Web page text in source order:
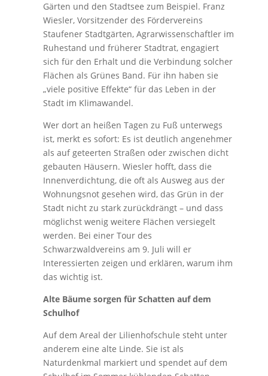
Gärten und den Stadtsee zum Beispiel. Franz
Wiesler, Vorsitzender des Fördervereins
Staufener Stadtgärten, Agrarwissenschaftler im
Ruhestand und früherer Stadtrat, engagiert
sich für den Erhalt und die Verbindung solcher
Flächen als Grünes Band. Für ihn haben sie
„viele positive Effekte“ für das Leben in der
Stadt im Klimawandel.
Wer dort an heißen Tagen zu Fuß unterwegs
ist, merkt es sofort: Es ist deutlich angenehmer
als auf geteerten Straßen oder zwischen dicht
gebauten Häusern. Wiesler hofft, dass die
Innenverdichtung, die oft als Ausweg aus der
Wohnungsnot gesehen wird, das Grün in der
Stadt nicht zu stark zurückdrängt – und dass
möglichst wenig weitere Flächen versiegelt
werden. Bei einer Tour des
Schwarzwaldvereins am 9. Juli will er
Interessierten zeigen und erklären, warum ihm
das wichtig ist.
Alte Bäume sorgen für Schatten auf dem
Schulhof
Auf dem Areal der Lilienhofschule steht unter
anderem eine alte Linde. Sie ist als
Naturdenkmal markiert und spendet auf dem